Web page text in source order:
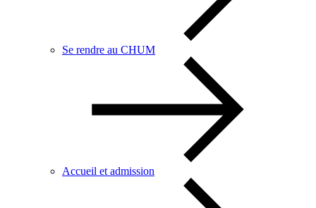
Se rendre au CHUM
Accueil et admission